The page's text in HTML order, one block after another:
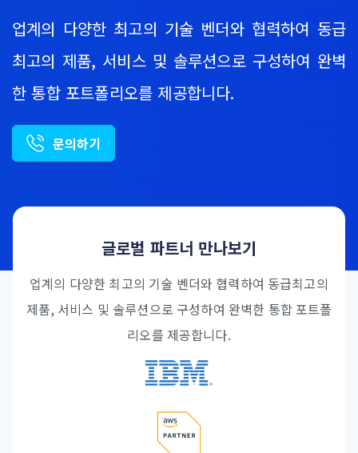
업계의 다양한 최고의 기술 벤더와 협력하여 동급
최고의 제품, 서비스 및 솔루션으로 구성하여 완벽
한 통합 포트폴리오를 제공합니다.
문의하기
글로벌 파트너 만나보기
업계의 다양한 최고의 기술 벤더와 협력하여 동급최고의
제품, 서비스 및 솔루션으로 구성하여 완벽한 통합 포트폴
리오를 제공합니다.